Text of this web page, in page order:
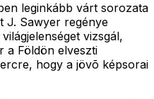
leginkább várt sorozata
J. Sawyer regénye
vizsgál,
a Földön elveszti
hogy a jövõ képsorai